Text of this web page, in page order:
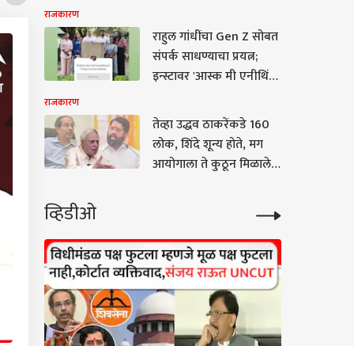
बदमाशी करत मोदींसमोर
गुडघे टेकवू नयेत;
केजरीवालांचा गंभीर आरोप
राजकारण
राहुल गांधींचा Gen Z सोबत
संपर्क साधण्याचा प्रयत्न;
इन्स्टावर 'आस्क मी एनीथिंग'
मला काहीही विचारू शकता
राजकारण
तेव्हा उद्धव ठाकरेंकडे 160
लोक, शिंदे शून्य होते, मग
आयोगाला ते कुठून मिळाले?
कपिल सिब्बलांचे निवडणूको
आयोगाच्या कारभाराची
चिरफाड करणारे 7 तगडे मुद्दे
व्हिडीओ